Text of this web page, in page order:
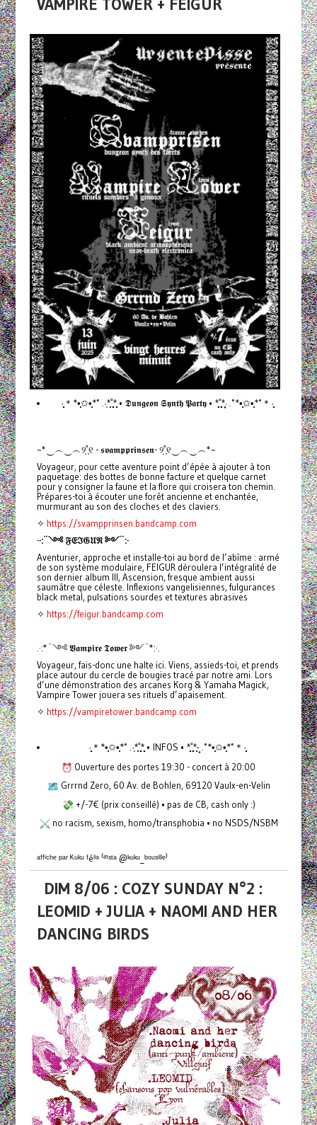
VAMPIRE TOWER + FEIGUR
·̩̩̥͙＊*•̩̩͙✩•̩̩͙*˚ .·͙*̩̩͙˚̩̥̩̥*̩̩̥͙ • 𝕯𝖚𝖓𝖌𝖊𝖔𝖓 𝕾𝖞𝖓𝖙𝖍 𝕻𝖆𝖗𝖙𝖞 • *̩̩̥͙˚̩̥̩̥*̩̩͙‧͙ .˚*•̩̩͙✩•̩̩͙*˚＊·̩̩̥͙
~*‿︵‿︵୨˚̣̣̣͙୧ - 𝖘𝖛𝖆𝖒𝖕𝖕𝖗𝖎𝖓𝖘𝖊𝖓- ୨˚̣̣̣͙୧‿︵‿︵*~
Voyageur, pour cette aventure point d’épée à ajouter à ton
paquetage: des bottes de bonne facture et quelque carnet
pour y consigner la faune et la flore qui croisera ton chemin.
Prépares-toi à écouter une forêt ancienne et enchantée,
murmurant au son des cloches et des claviers.
✧ https://svampprinsen.bandcamp.com
··:¨༺ 𝔉𝔈ℑ𝔊𝔘ℜ ༻¨:·
Aventurier, approche et installe-toi au bord de l’abîme : armé
de son système modulaire, FEIGUR déroulera l’intégralité de
son dernier album III, Ascension, fresque ambient aussi
saumâtre que céleste. Inflexions vangelisiennes, fulgurances
black metal, pulsations sourdes et textures abrasives
✧ https://feigur.bandcamp.com
.·:*¨༺ 𝖁𝖆𝖒𝖕𝖎𝖗𝖊 𝕿𝖔𝖜𝖊𝖗 ༻¨*:·.
Voyageur, fais-donc une halte ici. Viens, assieds-toi, et prends
place autour du cercle de bougies tracé par notre ami. Lors
d’une démonstration des arcanes Korg & Yamaha Magick,
Vampire Tower jouera ses rituels d’apaisement.
✧ https://vampiretower.bandcamp.com
·̩̩̥͙＊*•̩̩͙✩•̩̩͙*˚ .·͙*̩̩͙˚̩̥̩̥*̩̩̥͙ • INFOS • *̩̩̥͙˚̩̥̩̥*̩̩͙‧͙ .˚*•̩̩͙✩•̩̩͙*˚＊·̩̩̥͙
Ouverture des portes 19:30 - concert à 20:00
Grrrnd Zero, 60 Av. de Bohlen, 69120 Vaulx-en-Velin
+/-7€ (prix conseillé) • pas de CB, cash only :)
no racism, sexism, homo/transphobia • no NSDS/NSBM
ᵃᶠᶠⁱᶜʰᵉ ᵖᵃʳ ᴷᵘᵏᵘ ᶠéˡⁱˣ ⁽ⁱⁿˢᵗᵃ @ᵏᵘᵏᵘ_ᵇᵒᵘˢⁱˡˡᵉ⁾
DIM 8/06 : COZY SUNDAY N°2 :
LEOMID + JULIA + NAOMI AND HER
DANCING BIRDS